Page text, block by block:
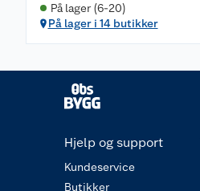
På lager (6-20)
På lager i 14 butikker
Hjelp og support
Kundeservice
Butikker